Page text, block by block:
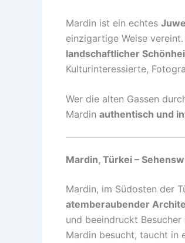
Mardin ist ein echtes
einzigartige Weise
landschaftlicher
Kulturinteressierte,
Wer die alten Gassen
Mardin authentisch und
Mardin, Türkei –
Mardin, im Südosten der
atemberaubender
und beeindruckt Besucher
Mardin besucht, taucht in